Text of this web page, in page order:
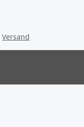
Versand